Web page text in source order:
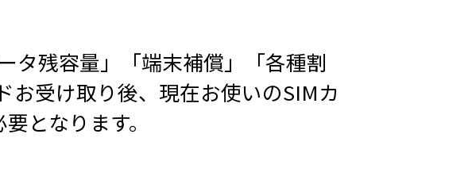
タ残容量」「端末補償」「各種割
お受け取り後、現在お使いのSIMカ
となります。